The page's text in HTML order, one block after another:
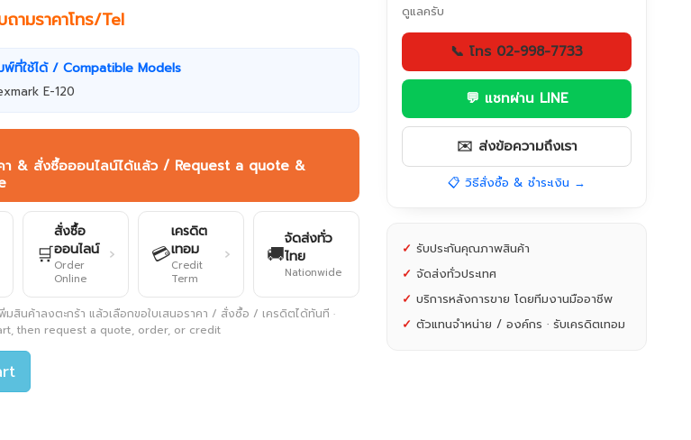
ามราคาโทร/Tel
ที่ใช้ได้ / Compatible Models
E-120
คา & สั่งซื้อออนไลน์ได้แล้ว / Request a quote &
🛒
สั่งซื้อ
ออนไลน์
Order
Online
› 💳
เครดิต
เทอม
Credit
Term
› 🚚
จัดส่งทั่ว
ไทย
Nationwide
มสินค้าลงตะกร้า แล้วเลือกขอใบเสนอราคา / สั่งซื้อ / เครดิตได้ทันที ·
then request a quote, order, or credit
ดูแลครับ
📞 โทร 02-998-7733
💬 แชทผ่าน LINE
✉️ ส่งข้อความถึงเรา
📋 วิธีสั่งซื้อ & ชำระเงิน →
✓ รับประกันคุณภาพสินค้า
✓ จัดส่งทั่วประเทศ
✓ บริการหลังการขาย โดยทีมงานมืออาชีพ
✓ ตัวแทนจำหน่าย / องค์กร · รับเครดิตเทอม